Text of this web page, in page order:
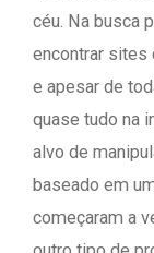
céu. Na busca
encontrar sites
e apesar de
quase tudo na
alvo de
baseado em
começaram a